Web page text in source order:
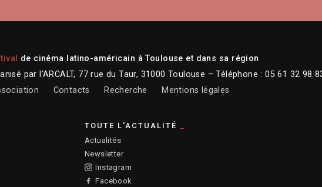
de cinéma latino-américain à Toulouse et dans sa région
par l’ARCALT, 77 rue du Taur, 31000 Toulouse – Téléphone : 05 61 32 98
Contacts Recherche Mentions légales
TOUTE L'ACTUALITÉ
Actualités
Newsletter
Instagram
Facebook